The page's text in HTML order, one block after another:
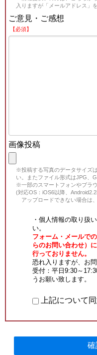
入りますが「メールアドレス」
ご意見・ご感想
【必須】
画像投稿
※投稿する写真のデータサイズ
い。またファイル形式はJPG、
※一部のスマートフォンやブラ
(対応OS：iOS6以降、
アップロードできない場合は
・個人情報の取り扱
い。
フォーム・メールで
らのお問い合わせ）
行っておりません。
恐れ入りますが、お
受付：平日9:30～
うお願い致します。
上記について
確